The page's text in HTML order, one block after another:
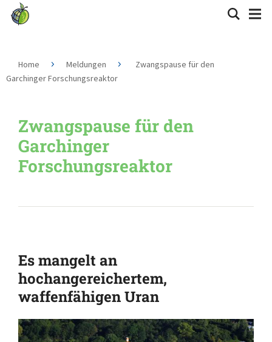
Home Meldungen
Zwangspause für den
Garchinger Forschungsreaktor
Zwangspause für den
Garchinger
Forschungsreaktor
Es mangelt an
hochangereichertem,
waffenfähigen Uran